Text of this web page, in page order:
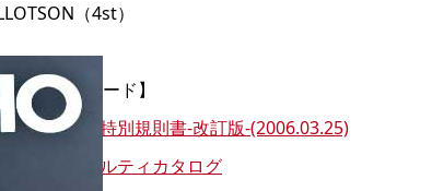
（4st）
種ダウンロード】
2026年APG特別規則書-改訂版-(2006.03.25)
2026年ペナルティカタログ